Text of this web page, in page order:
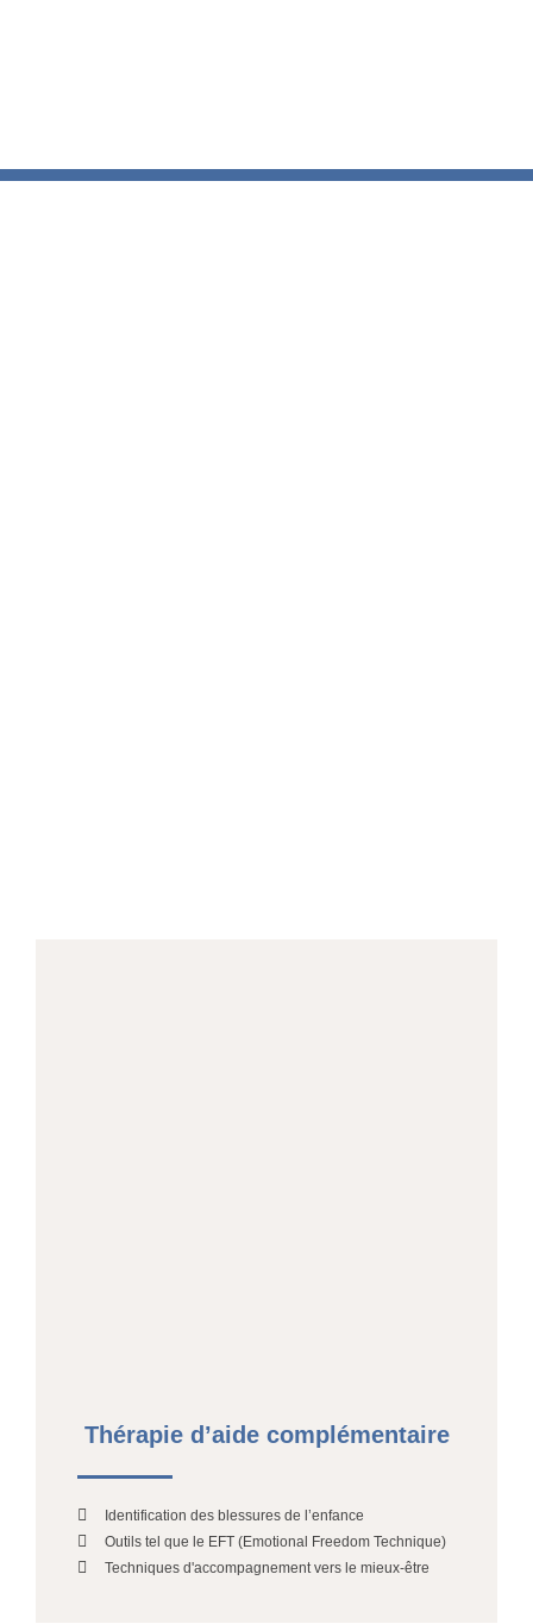
Thérapie d’aide complémentaire
Identification des blessures de l’enfance
Outils tel que le EFT (Emotional Freedom Technique)
Techniques d'accompagnement vers le mieux-être